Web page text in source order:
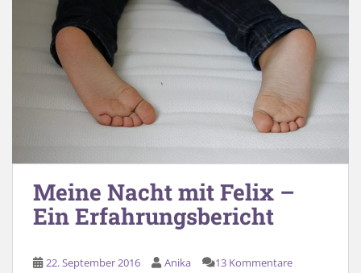
Meine Nacht mit Felix –
Ein Erfahrungsbericht
22. September 2016 Anika 13 Kommentare